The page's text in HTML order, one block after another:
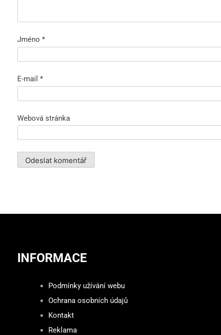
Jméno *
E-mail *
Webová stránka
INFORMACE
Podmínky užívání webu
Ochrana osobních údajů
Kontakt
Reklama